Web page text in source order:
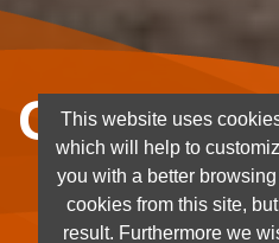
This website uses
which will help to
you with a better
cookies from this site,
result. Furthermore we